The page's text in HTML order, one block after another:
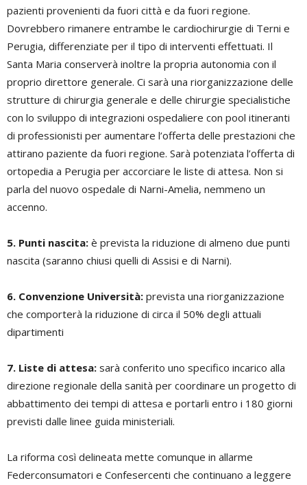
pazienti provenienti da fuori città e da fuori regione.
Dovrebbero rimanere entrambe le cardiochirurgie di Terni e
Perugia, differenziate per il tipo di interventi effettuati. Il
Santa Maria conserverà inoltre la propria autonomia con il
proprio direttore generale. Ci sarà una riorganizzazione delle
strutture di chirurgia generale e delle chirurgie specialistiche
con lo sviluppo di integrazioni ospedaliere con pool itineranti
di professionisti per aumentare l’offerta delle prestazioni che
attirano paziente da fuori regione. Sarà potenziata l’offerta di
ortopedia a Perugia per accorciare le liste di attesa. Non si
parla del nuovo ospedale di Narni-Amelia, nemmeno un
accenno.
5. Punti nascita: è prevista la riduzione di almeno due punti
nascita (saranno chiusi quelli di Assisi e di Narni).
6. Convenzione Università: prevista una riorganizzazione
che comporterà la riduzione di circa il 50% degli attuali
dipartimenti
7. Liste di attesa: sarà conferito uno specifico incarico alla
direzione regionale della sanità per coordinare un progetto di
abbattimento dei tempi di attesa e portarli entro i 180 giorni
previsti dalle linee guida ministeriali.
La riforma così delineata mette comunque in allarme
Federconsumatori e Confesercenti che continuano a leggere